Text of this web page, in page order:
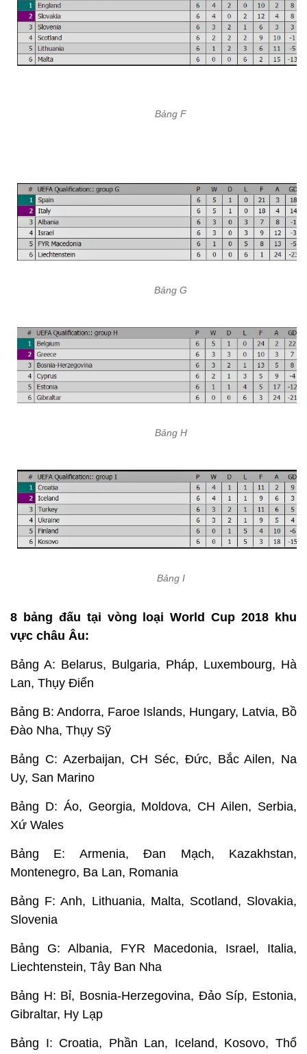
Bảng F
Bảng G
Bảng H
Bảng I
8 bảng đấu tại vòng loại World Cup 2018 khu
vực châu Âu:
Bảng A: Belarus, Bulgaria, Pháp, Luxembourg, Hà
Lan, Thụy Điển
Bảng B: Andorra, Faroe Islands, Hungary, Latvia, Bồ
Đào Nha, Thụy Sỹ
Bảng C: Azerbaijan, CH Séc, Đức, Bắc Ailen, Na
Uy, San Marino
Bảng D: Áo, Georgia, Moldova, CH Ailen, Serbia,
Xứ Wales
Bảng E: Armenia, Đan Mạch, Kazakhstan,
Montenegro, Ba Lan, Romania
Bảng F: Anh, Lithuania, Malta, Scotland, Slovakia,
Slovenia
Bảng G: Albania, FYR Macedonia, Israel, Italia,
Liechtenstein, Tây Ban Nha
Bảng H: Bỉ, Bosnia-Herzegovina, Đảo Síp, Estonia,
Gibraltar, Hy Lạp
Bảng I: Croatia, Phần Lan, Iceland, Kosovo, Thổ